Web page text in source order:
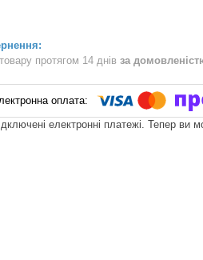
протягом 14 днів за
електронні платежі. Тепер